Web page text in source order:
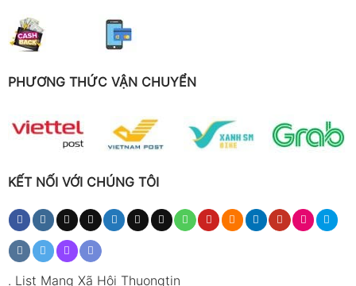
PHƯƠNG THỨC VẬN CHUYỂN
KẾT NỐI VỚI CHÚNG TÔI
. List Mạng Xã Hội Thuongtin